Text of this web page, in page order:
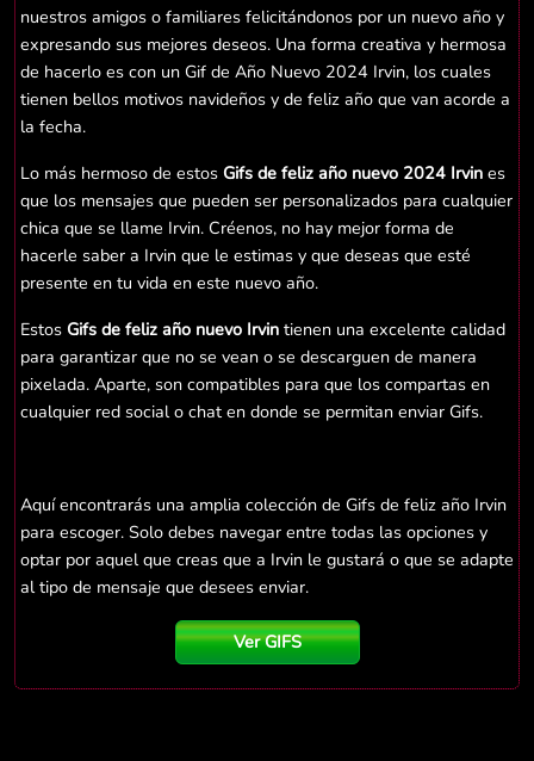
nuestros amigos o familiares felicitándonos por un nuevo año y
expresando sus mejores deseos. Una forma creativa y hermosa
de hacerlo es con un Gif de Año Nuevo 2024 Irvin, los cuales
tienen bellos motivos navideños y de feliz año que van acorde a
la fecha.
Lo más hermoso de estos Gifs de feliz año nuevo 2024 Irvin es
que los mensajes que pueden ser personalizados para cualquier
chica que se llame Irvin. Créenos, no hay mejor forma de
hacerle saber a Irvin que le estimas y que deseas que esté
presente en tu vida en este nuevo año.
Estos Gifs de feliz año nuevo Irvin tienen una excelente calidad
para garantizar que no se vean o se descarguen de manera
pixelada. Aparte, son compatibles para que los compartas en
cualquier red social o chat en donde se permitan enviar Gifs.
Aquí encontrarás una amplia colección de Gifs de feliz año Irvin
para escoger. Solo debes navegar entre todas las opciones y
optar por aquel que creas que a Irvin le gustará o que se adapte
al tipo de mensaje que desees enviar.
Ver GIFS